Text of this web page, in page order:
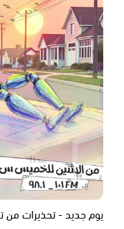
يوم جديد - تحذيرات من